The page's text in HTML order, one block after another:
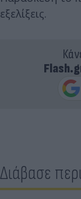
εξελίξεις.
Διάβασε